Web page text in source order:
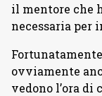
il mentore che
necessaria per
ovviamente
vedono l’ora di